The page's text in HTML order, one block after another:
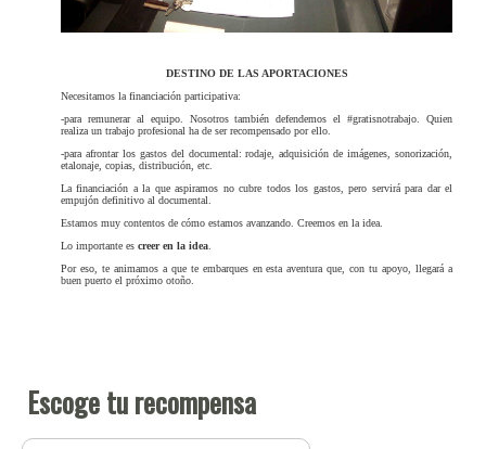
DESTINO DE LAS APORTACIONES
Necesitamos la financiación participativa:
-para remunerar al equipo. Nosotros también defendemos el #gratisnotrabajo. Quien
realiza un trabajo profesional ha de ser recompensado por ello.
-para afrontar los gastos del documental: rodaje, adquisición de imágenes, sonorización,
etalonaje, copias, distribución, etc.
La financiación a la que aspiramos no cubre todos los gastos, pero servirá para dar el
empujón definitivo al documental.
Estamos muy contentos de cómo estamos avanzando. Creemos en la idea.
Lo importante es creer en la idea.
Por eso, te animamos a que te embarques en esta aventura que, con tu apoyo, llegará a
buen puerto el próximo otoño.
Escoge tu recompensa